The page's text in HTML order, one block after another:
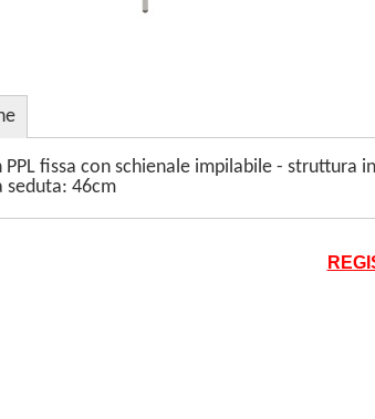
PPL fissa con schienale impilabile -
seduta: 46cm